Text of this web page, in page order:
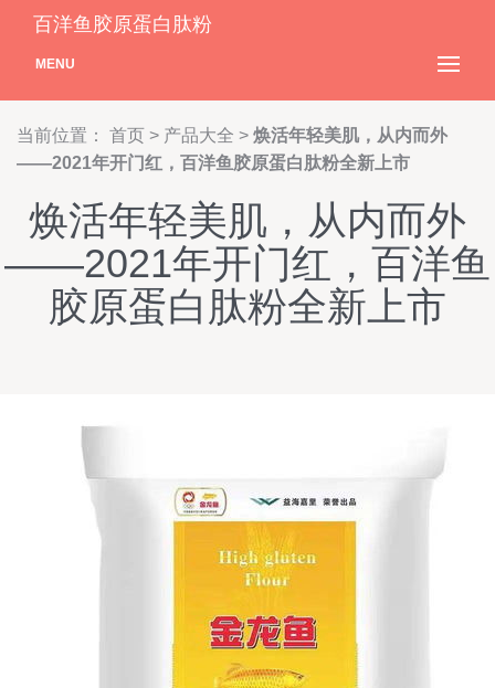
百洋鱼胶原蛋白肽粉
MENU
当前位置： 首页 > 产品大全 > 焕活年轻美肌，从内而外
——2021年开门红，百洋鱼胶原蛋白肽粉全新上市
焕活年轻美肌，从内而外
——2021年开门红，百洋鱼
胶原蛋白肽粉全新上市